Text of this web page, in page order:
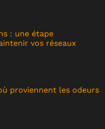
: une étape
vos réseaux
proviennent les odeurs